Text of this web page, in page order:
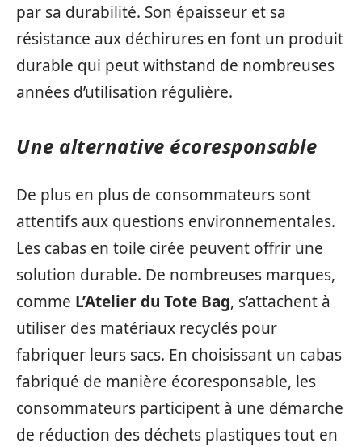
par sa durabilité. Son épaisseur et sa
résistance aux déchirures en font un produit
durable qui peut withstand de nombreuses
années d’utilisation régulière.
Une alternative écoresponsable
De plus en plus de consommateurs sont
attentifs aux questions environnementales.
Les cabas en toile cirée peuvent offrir une
solution durable. De nombreuses marques,
comme L’Atelier du Tote Bag, s’attachent à
utiliser des matériaux recyclés pour
fabriquer leurs sacs. En choisissant un cabas
fabriqué de manière écoresponsable, les
consommateurs participent à une démarche
de réduction des déchets plastiques tout en